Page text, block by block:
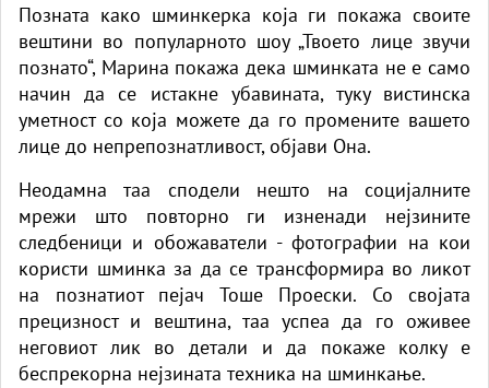
Позната како шминкерка која ги покажа своите
вештини во популарното шоу „Твоето лице звучи
познато“, Марина покажа дека шминката не е само
начин да се истакне убавината, туку вистинска
уметност со која можете да го промените вашето
лице до непрепознатливост, објави Она.
Неодамна таа сподели нешто на социјалните
мрежи што повторно ги изненади нејзините
следбеници и обожаватели - фотографии на кои
користи шминка за да се трансформира во ликот
на познатиот пејач Тоше Проески. Со својата
прецизност и вештина, таа успеа да го оживее
неговиот лик во детали и да покаже колку е
беспрекорна нејзината техника на шминкање.